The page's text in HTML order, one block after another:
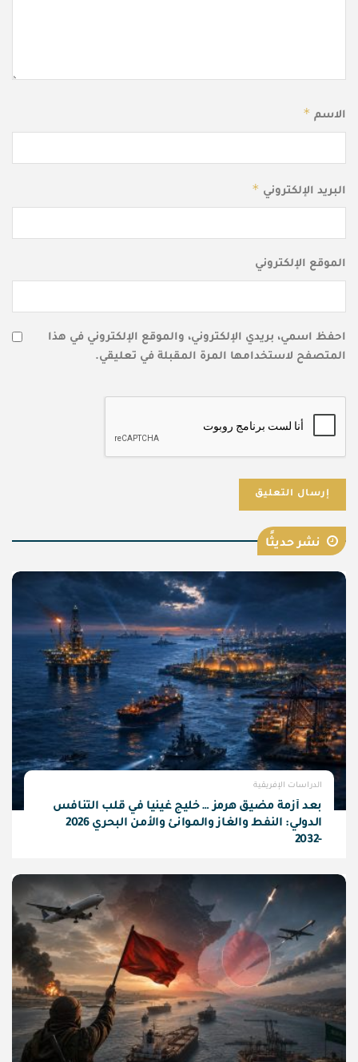
الاسم *
البريد الإلكتروني *
الموقع الإلكتروني
احفظ اسمي، بريدي الإلكتروني، والموقع الإلكتروني في هذا
المتصفح لاستخدامها المرة المقبلة في تعليقي.
نشر حديثًا
الدراسات الإفريقية
بعد أزمة مضيق هرمز … خليج غينيا في قلب التنافس
الدولي: النفط والغاز والموانئ والأمن البحري 2026
-2032